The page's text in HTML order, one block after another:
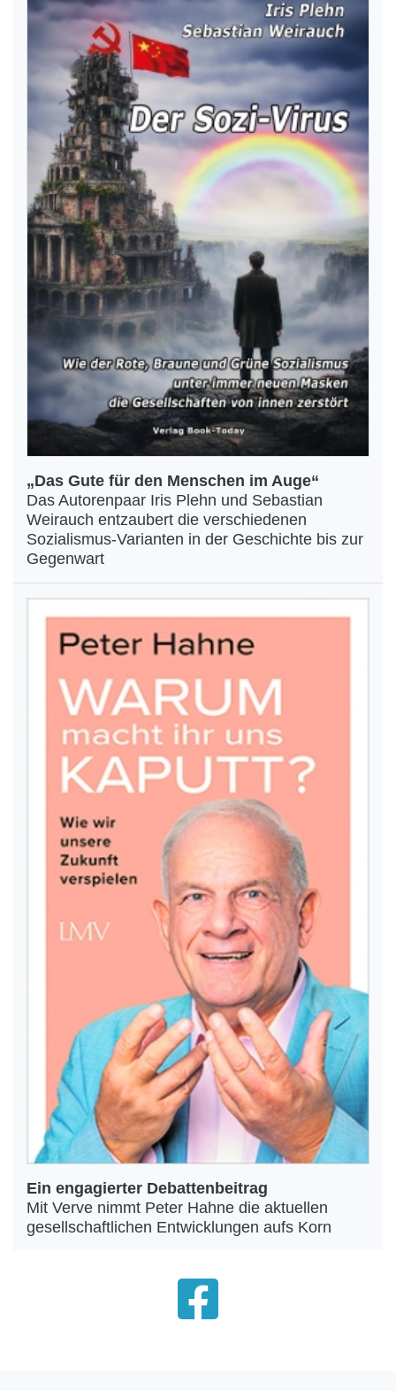
„Das Gute für den Menschen im Auge“
Das Autorenpaar Iris Plehn und Sebastian
Weirauch entzaubert die verschiedenen
Sozialismus-Varianten in der Geschichte bis zur
Gegenwart
Ein engagierter Debattenbeitrag
Mit Verve nimmt Peter Hahne die aktuellen
gesellschaftlichen Entwicklungen aufs Korn